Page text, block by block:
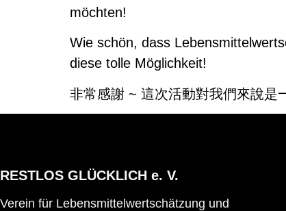
möchten!
Wie schön, dass
diese tolle Möglichkeit!
非常感謝 ~ 這次活動對我們來說是
RESTLOS GLÜCKLICH e. V.
Verein für Lebensmittelwertschätzung und